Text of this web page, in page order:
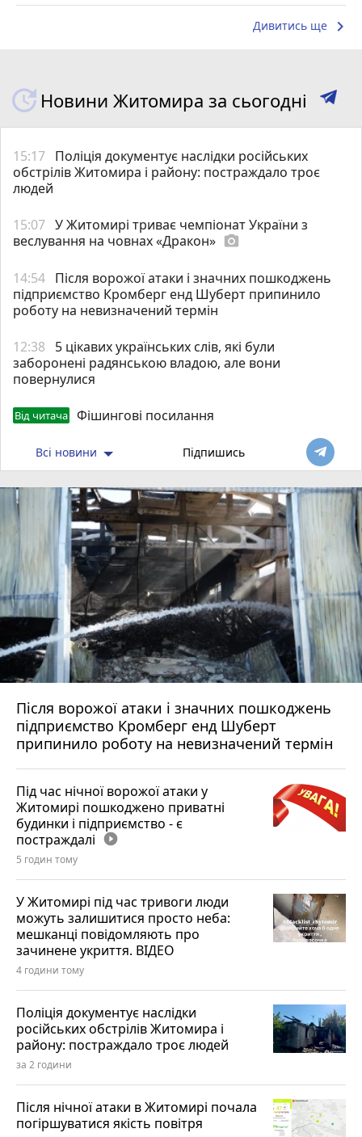
Дивитись ще keyboard_arrow_right
Новини Житомира за сьогодні
15:17 Поліція документує наслідки російських
обстрілів Житомира і району: постраждало троє
людей
15:07 У Житомирі триває чемпіонат України з
веслування на човнах «Дракон» photo_camera
14:54 Після ворожої атаки і значних пошкоджень
підприємство Кромберг енд Шуберт припинило
роботу на невизначений термін
12:38
5 цікавих українських слів, які були
заборонені радянською владою, але вони
повернулися
Від читача Фішингові посилання
Всі новини Підпишись
Після ворожої атаки і значних пошкоджень
підприємство Кромберг енд Шуберт
припинило роботу на невизначений термін
Під час нічної ворожої атаки у
Житомирі пошкоджено приватні
будинки і підприємство - є
постраждалі play_circle_filled
5 годин тому
У Житомирі під час тривоги люди
можуть залишитися просто неба:
мешканці повідомляють про
зачинене укриття. ВІДЕО
4 години тому
Поліція документує наслідки
російських обстрілів Житомира і
району: постраждало троє людей
за 2 години
Після нічної атаки в Житомирі почала
погіршуватися якість повітря